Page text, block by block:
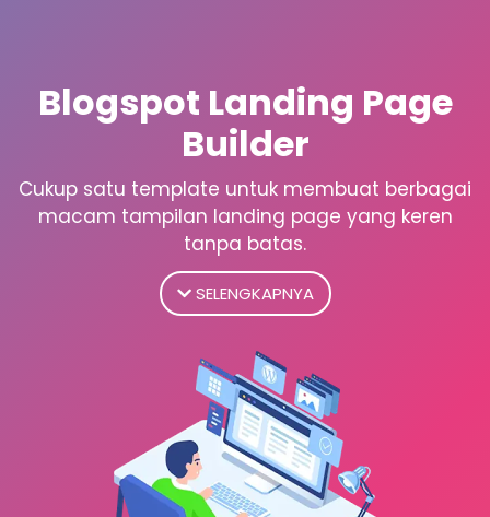
Blogspot Landing Page
Builder
Cukup satu template untuk membuat berbagai
macam tampilan landing page yang keren
tanpa batas.
SELENGKAPNYA